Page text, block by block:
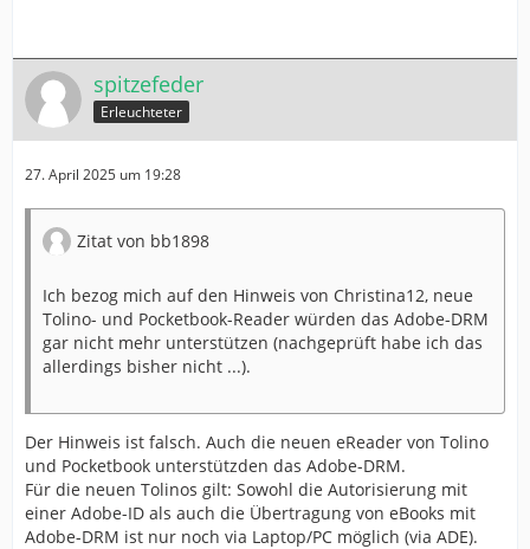
spitzefeder
Erleuchteter
27. April 2025 um 19:28
Zitat von bb1898
Ich bezog mich auf den Hinweis von Christina12, neue
Tolino- und Pocketbook-Reader würden das Adobe-DRM
gar nicht mehr unterstützen (nachgeprüft habe ich das
allerdings bisher nicht ...).
Der Hinweis ist falsch. Auch die neuen eReader von Tolino
und Pocketbook unterstützden das Adobe-DRM.
Für die neuen Tolinos gilt: Sowohl die Autorisierung mit
einer Adobe-ID als auch die Übertragung von eBooks mit
Adobe-DRM ist nur noch via Laptop/PC möglich (via ADE).